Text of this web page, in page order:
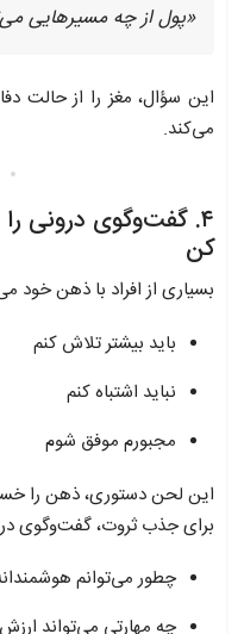
«پول از چه مسیرهایی
این سؤال، مغز را از حالت
می‌کند.
۴. گفت‌وگوی درونی
کن
بسیاری از افراد با ذهن خود
باید بیشتر تلاش کنم
نباید اشتباه کنم
مجبورم موفق شوم
این لحن دستوری، ذهن را
برای جذب ثروت، گفت‌وگوی
چطور می‌توانم
چه مهارتی می‌تواند